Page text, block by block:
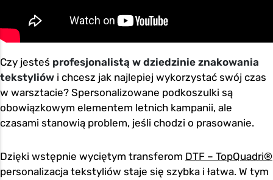
Czy jesteś profesjonalistą w dziedzinie znakowania
tekstyliów i chcesz jak najlepiej wykorzystać swój czas
w warsztacie? Spersonalizowane podkoszulki są
obowiązkowym elementem letnich kampanii, ale
czasami stanowią problem, jeśli chodzi o prasowanie.
Dzięki wstępnie wyciętym transferom DTF – TopQuadri®
personalizacja tekstyliów staje się szybka i łatwa. W tym